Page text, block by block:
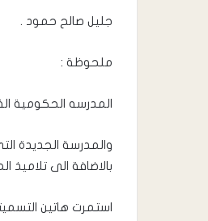
جليل صالح حمود .
ملحوظة :
المدرسه الحكومية
والمدرسة الجديدة
بالاضافة الى